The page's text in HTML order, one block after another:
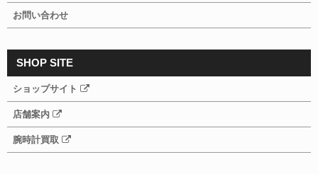
お問い合わせ
SHOP SITE
ショップサイト
店舗案内
腕時計買取